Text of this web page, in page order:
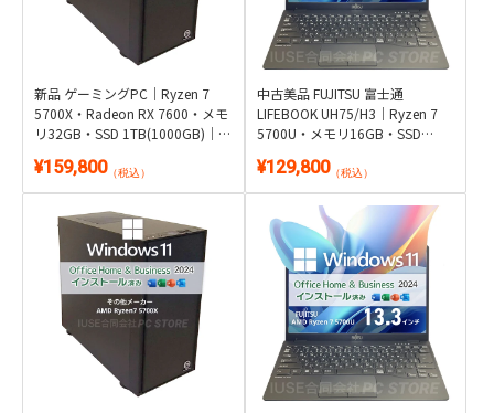
新品 ゲーミングPC｜Ryzen 7
5700X・Radeon RX 7600・メモ
リ32GB・SSD 1TB(1000GB)｜
¥159,800（税込）
中古美品 FUJITSU 富士通
LIFEBOOK UH75/H3｜Ryzen 7
5700U・メモリ16GB・SSD
11・WPS Office 2付き
¥129,800（税込）